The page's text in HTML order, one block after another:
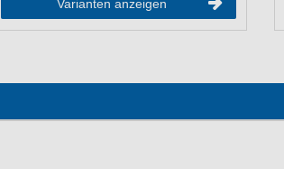
Varianten anzeigen